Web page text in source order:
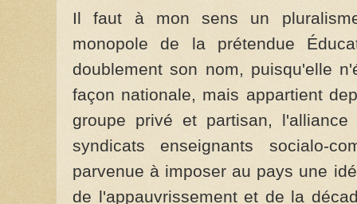
Il faut à mon sens un
monopole de la prétendue
doublement son nom, puisqu'elle
façon nationale, mais appartient
groupe privé et partisan,
syndicats enseignants socialo-
parvenue à imposer au pays une
de l'appauvrissement et de la